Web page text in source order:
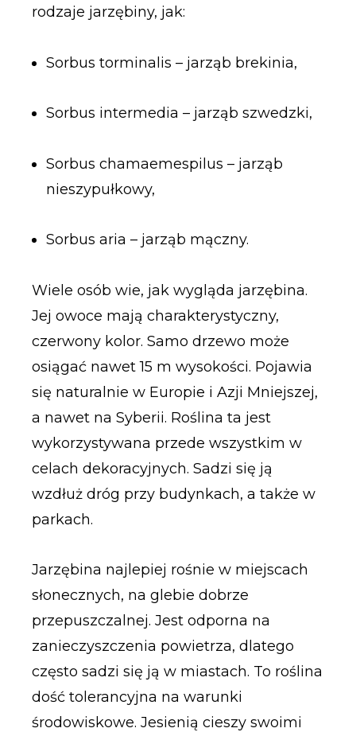
rodzaje jarzębiny, jak:
Sorbus torminalis – jarząb brekinia,
Sorbus intermedia – jarząb szwedzki,
Sorbus chamaemespilus – jarząb
nieszypułkowy,
Sorbus aria – jarząb mączny.
Wiele osób wie, jak wygląda jarzębina.
Jej owoce mają charakterystyczny,
czerwony kolor. Samo drzewo może
osiągać nawet 15 m wysokości. Pojawia
się naturalnie w Europie i Azji Mniejszej,
a nawet na Syberii. Roślina ta jest
wykorzystywana przede wszystkim w
celach dekoracyjnych. Sadzi się ją
wzdłuż dróg przy budynkach, a także w
parkach.
Jarzębina najlepiej rośnie w miejscach
słonecznych, na glebie dobrze
przepuszczalnej. Jest odporna na
zanieczyszczenia powietrza, dlatego
często sadzi się ją w miastach. To roślina
dość tolerancyjna na warunki
środowiskowe. Jesienią cieszy swoimi